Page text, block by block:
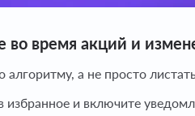
во время акций и
а не просто
и включите